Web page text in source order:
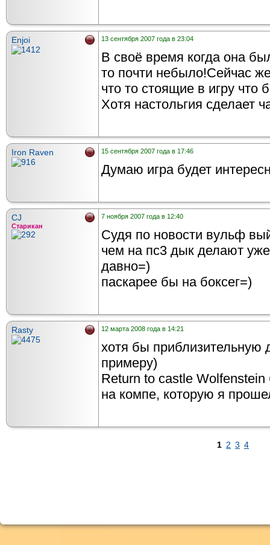
Enjoi 13 сентября 2007 года в 23:04
В своё время когда она
то почти небыло!Сейчас
что то стоящие в игру что
Хотя настольгия сделает
Iron Raven 15 сентября 2007 года в 17:46
Думаю игра будет
CJ
Старикан
7 ноября 2007 года в 12:40
Судя по новости вульф
чем на пс3 дык делают
давно=)
паскарее бы на боксег=)
Rasty 12 марта 2008 года в 14:21
хотя бы приблизительную
примеру)
Return to castle
на компе, которую я
1 2 3 4